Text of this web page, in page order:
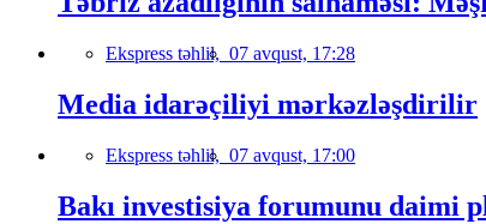
Ekspress təhlil, 07 avqust, 17:28
Media idarəçiliyi mərkəzləşdirilir
Ekspress təhlil, 07 avqust, 17:00
Bakı investisiya forumunu daimi